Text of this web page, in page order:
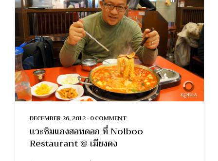
DECEMBER 26, 2012 • 0 COMMENT
แวะชิมแกงฮอทดอก ที่ Nolboo
Restaurant @ เมียงดง